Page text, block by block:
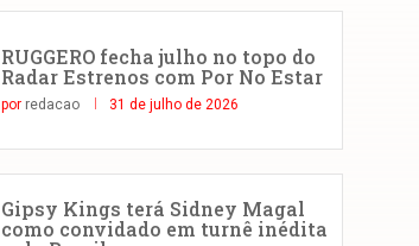
RUGGERO fecha julho no topo do
Radar Estrenos com Por No Estar
por redacao 31 de julho de 2026
Gipsy Kings terá Sidney Magal
como convidado em turnê inédita